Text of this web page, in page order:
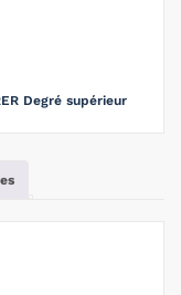
Degré supérieur